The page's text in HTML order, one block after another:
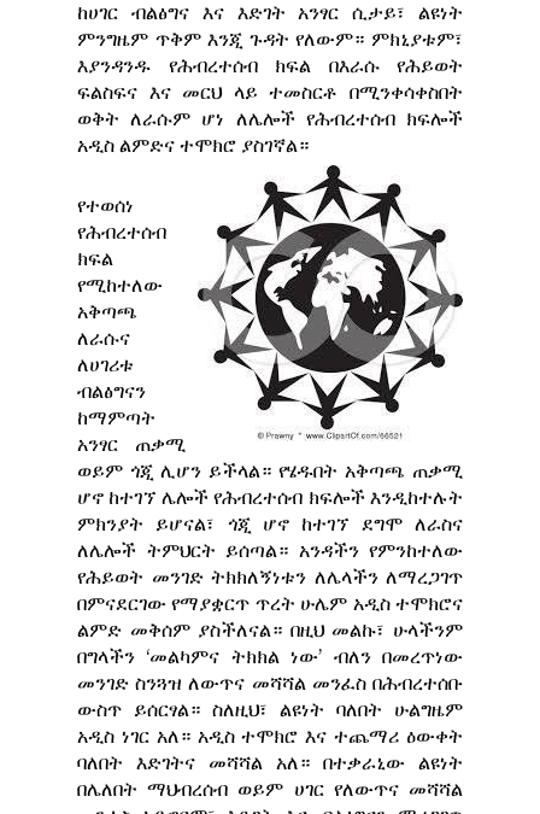
ከሀገር ብልፅግና እና እድገት አንፃር ሲታይ፣ ልዩነት
ምንግዜም ጥቅም እንጂ ጉዳት የለውም። ምክኒያቱም፣
እያንዳንዱ የሕብረተሰብ ክፍል በእራሱ የሕይወት
ፍልስፍና እና መርህ ላይ ተመስርቶ በሚንቀሳቀስበት
ወቅት ለራሱም ሆነ ለሌሎች የሕብረተሰብ ክፍሎች
አዲስ ልምድና ተሞክሮ ያስገኛል።
የተወሰነ
የሕብረተሰብ
ክፍል
የሚከተለው
አቅጣጫ
ለራሱና
ለሀገሪቱ
ብልፅግናን
ከማምጣት
አንፃር ጠቃሚ
ወይም ጎጂ ሊሆን ይችላል። የሄዱበት አቅጣጫ ጠቃሚ
ሆኖ ከተገኘ ሌሎች የሕብረተሰብ ክፍሎች እንዲከተሉት
ምክንያት ይሆናል፣ ጎጂ ሆኖ ከተገኘ ደግሞ ለራስና
ለሌሎች ትምህርት ይሰጣል። አንዳችን የምንከተለው
የሕይወት መንገድ ትክክለኝነቱን ለሌላችን ለማረጋገጥ
በምናደርገው የማያቋርጥ ጥረት ሁሌም አዲስ ተሞክሮና
ልምድ መቅሰም ያስችለናል። በዚህ መልኩ፣ ሁላችንም
በግላችን ‘መልካምና ትክክል ነው’ ብለን በመረጥነው
መንገድ ስንጓዝ ለውጥና መሻሻል መንፈስ በሕብረተሰቡ
ውስጥ ይሰርፃል። ስለዚህ፣ ልዩነት ባለበት ሁልግዜም
አዲስ ነገር አለ። አዲስ ተሞክሮ እና ተጨማሪ ዕውቀት
ባለበት እድገትና መሻሻል አለ። በተቃራኒው ልዩነት
በሌለበት ማህብረሰብ ወይም ሀገር የለውጥና መሻሻል